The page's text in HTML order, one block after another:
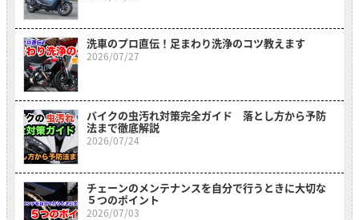
洗車のプロ直伝！足まわり洗浄のコツ教えます
2026/07/27
バイクの虫汚れ対策完全ガイド 落とし方から予防
法まで徹底解説
2026/07/24
チェーンのメンテナンスを自分で行うときに大切な
５つのポイント
2026/07/03